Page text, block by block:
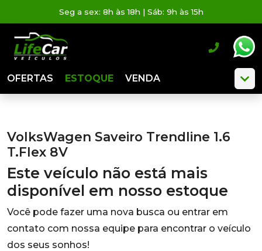
Seg a sex: 8h às 18h | Sáb: 9h às 15h
OFERTAS ESTOQUE VENDA
VolksWagen Saveiro Trendline 1.6
T.Flex 8V
Este veículo não está mais
disponível em nosso estoque
Você pode fazer uma nova busca ou entrar em
contato com nossa equipe para encontrar o veículo
dos seus sonhos!